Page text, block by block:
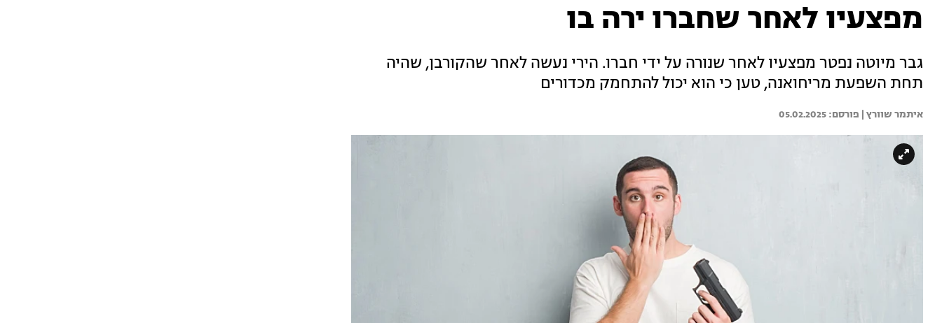
מפצעיו לאחר שחברו ירה בו
גבר מיוטה נפטר מפצעיו לאחר שנורה על ידי חברו. הירי נעשה לאחר שהקורבן, שהיה
תחת השפעת מריחואנה, טען כי הוא יכול להתחמק מכדורים
איתמר שוורץ | 05.02.2025